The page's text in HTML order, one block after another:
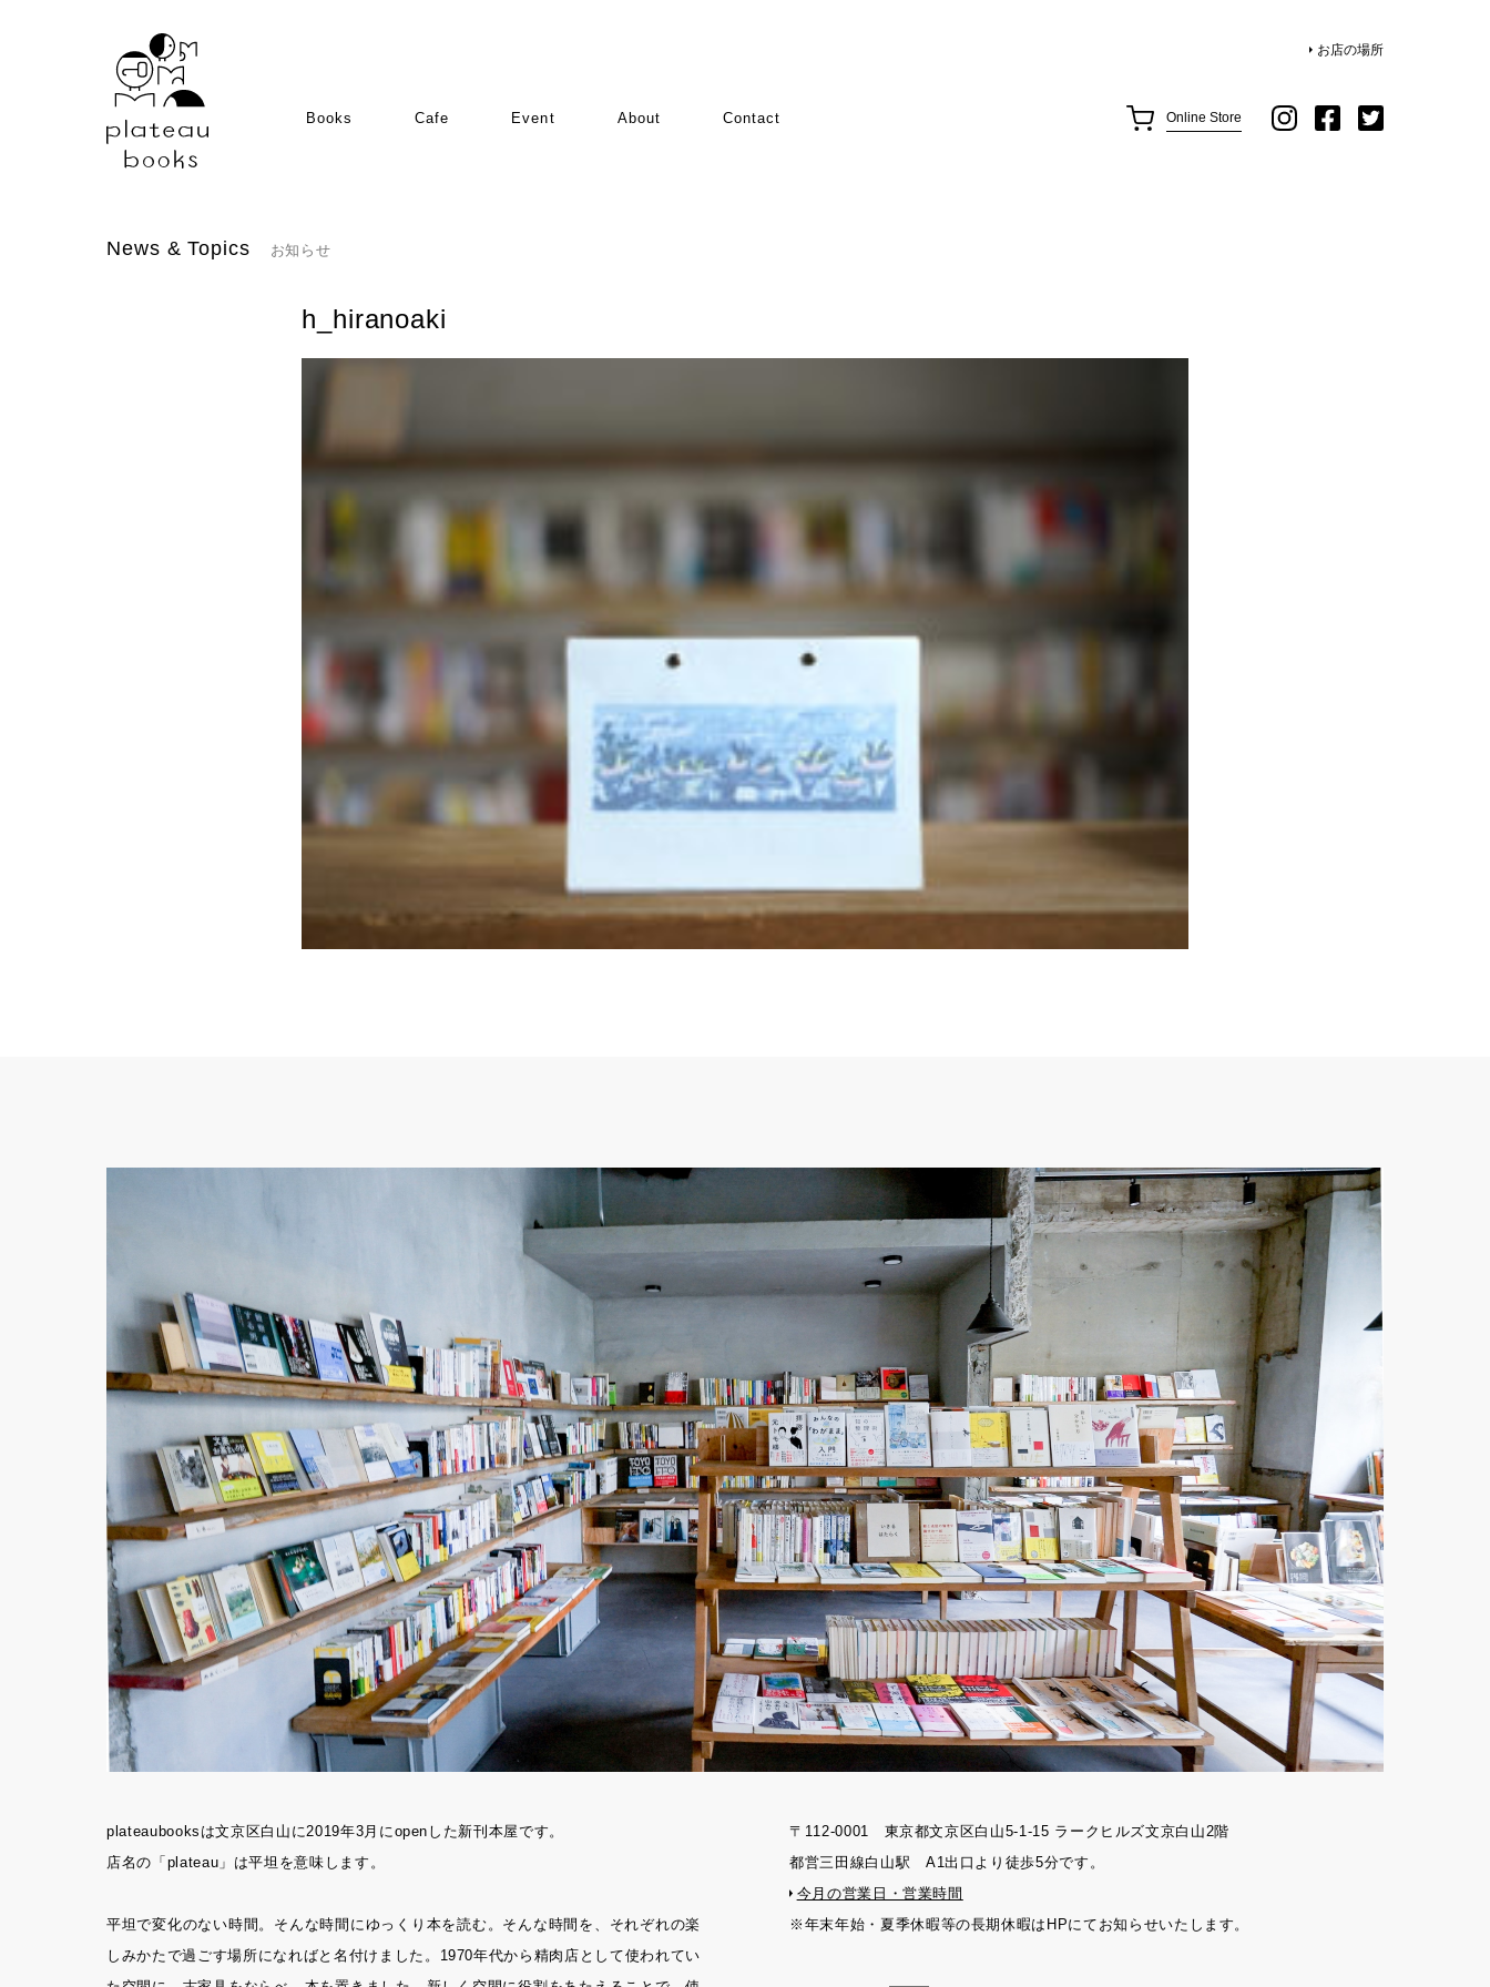
Books Cafe Event About Contact Online Store
お店の場所
News & Topics お知らせ
h_hiranoaki
plateaubooksは文京区白山に2019年3月にopenした新刊本屋です。
店名の「plateau」は平坦を意味します。
平坦で変化のない時間。そんな時間にゆっくり本を読む。そんな時間を、それぞれの楽
しみかたで過ごす場所になればと名付けました。1970年代から精肉店として使われてい
〒112-0001 東京都文京区白山5-1-15 ラークヒルズ文京白山2階
都営三田線白山駅 A1出口より徒歩5分です。
今月の営業日・営業時間
※年末年始・夏季休暇等の長期休暇はHPにてお知らせいたします。